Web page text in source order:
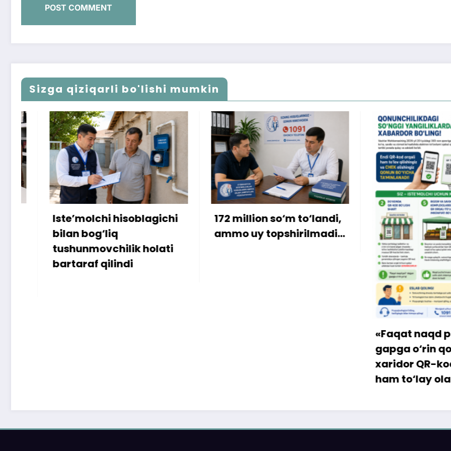
Sizga qiziqarli bo'lishi mumkin
Iste’molchi hisoblagichi
bilan bog‘liq
tushunmovchilik holati
bartaraf qilindi
172 million so‘m to‘landi,
ammo uy topshirilmadi…
«Faqat naqd pul»
gapga o‘rin
xaridor QR-kod
ham to‘lay oladi